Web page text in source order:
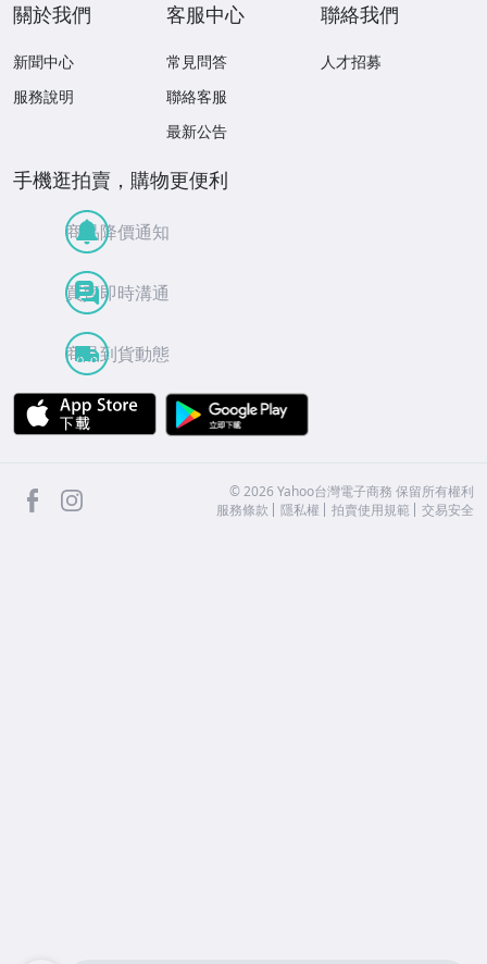
關於我們
新聞中心
服務說明
客服中心
常見問答
聯絡客服
最新公告
聯絡我們
人才招募
手機逛拍賣，購物更便利
商品降價通知
買賣即時溝通
商品到貨動態
APP Store
facebook ©2026 Yahoo台灣電子商務 保留所有權利
服務條款
隱私權 拍賣使用規範 交易安全